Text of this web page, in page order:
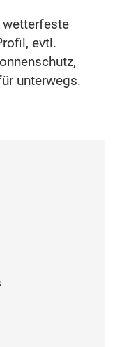
wetterfeste
evtl.
unterwegs.